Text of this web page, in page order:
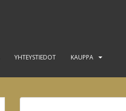
YHTEYSTIEDOT KAUPPA